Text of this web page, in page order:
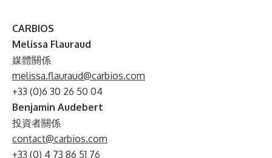
CARBIOS
Melissa Flauraud
媒體關係
melissa.flauraud@carbios.com
+33 (0)6 30 26 50 04
Benjamin Audebert
投資者關係
contact@carbios.com
+33 (0) 4 73 86 51 76